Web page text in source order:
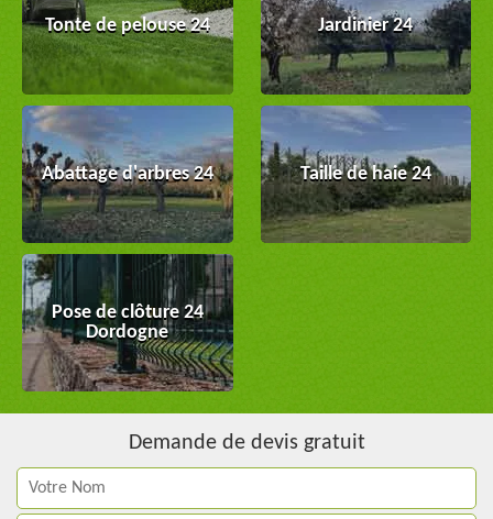
Tonte de pelouse 24 Jardinier 24
Abattage d'arbres 24 Taille de haie 24
Pose de clôture 24
Dordogne
Demande de devis gratuit